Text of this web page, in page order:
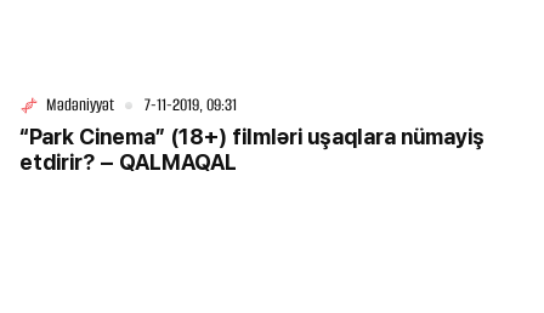
Mədəniyyət 7-11-2019, 09:31
“Park Cinema” (18+) filmləri uşaqlara nümayiş
etdirir? – QALMAQAL